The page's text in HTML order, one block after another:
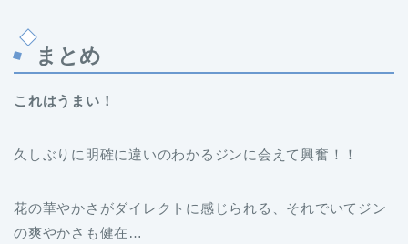
まとめ
これはうまい！
久しぶりに明確に違いのわかるジンに会えて興奮！！
花の華やかさがダイレクトに感じられる、それでいてジン
の爽やかさも健在…